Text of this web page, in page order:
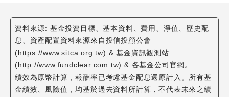
資料來源: 基金投資目標、基本資料、費用、淨值、歷史配
息、資產配置資料來源來自投信投顧公會
(https://www.sitca.org.tw) & 基金資訊觀測站
(http://www.fundclear.com.tw) & 各基金公司官網。
績效為原幣計算，報酬率已考慮基金配息還原計入。所有基
金績效、風險值，均基於過去資料所計算，不代表未來之績